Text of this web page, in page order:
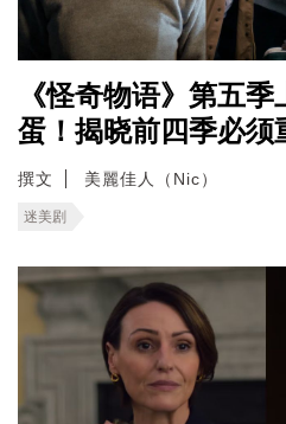
《怪奇物语》第五
蛋！揭晓前四季必须
撰文 美麗佳人（Nic）
迷美剧